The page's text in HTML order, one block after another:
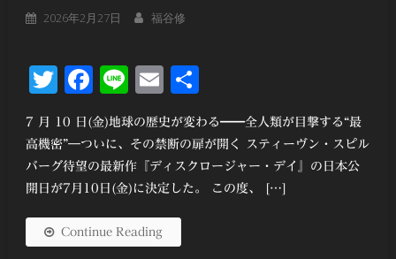
2026年2月27日 福谷修
Twitter
Facebook
LineEmail
7 月 10 日(金)地球の歴史が変わる━━全人類が目撃する“最
高機密”―ついに、その禁断の扉が開く スティーヴン・スピル
バーグ待望の最新作『ディスクロージャー・デイ』の日本公
開日が7月10日(金)に決定した。 この度、 […]
Continue Reading